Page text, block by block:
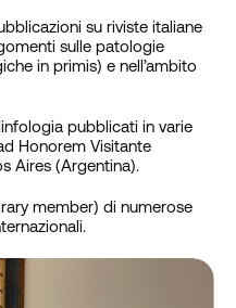
su riviste italiane
sulle patologie
in primis) e nell’ambito
pubblicati in varie
Honorem Visitante
Aires (Argentina).
member) di numerose